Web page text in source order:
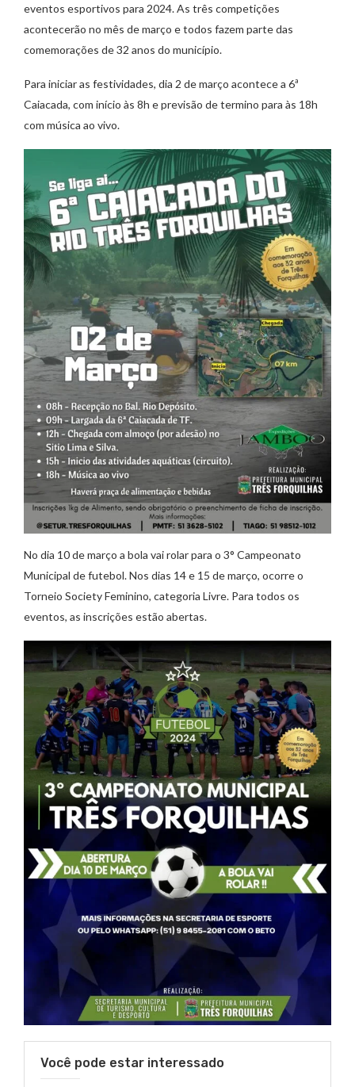
eventos esportivos para 2024. As três competições
acontecerão no mês de março e todos fazem parte das
comemorações de 32 anos do município.
Para iniciar as festividades, dia 2 de março acontece a 6ª
Caiacada, com início às 8h e previsão de termino para às 18h
com música ao vivo.
No dia 10 de março a bola vai rolar para o 3° Campeonato
Municipal de futebol. Nos dias 14 e 15 de março, ocorre o
Torneio Society Feminino, categoria Livre. Para todos os
eventos, as inscrições estão abertas.
Você pode estar interessado